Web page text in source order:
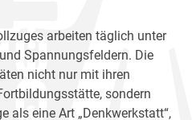
arbeiten täglich unter
Spannungsfeldern. Die
nicht nur mit ihren
sondern
als eine Art „Denkwerkstatt“,